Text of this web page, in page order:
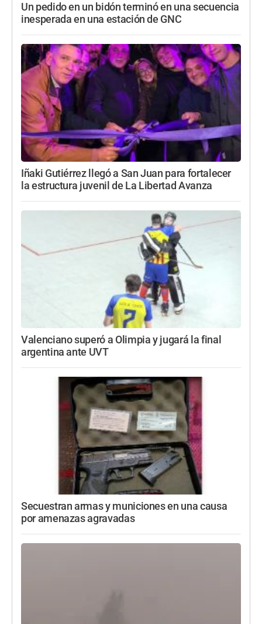
Un pedido en un bidón terminó en una secuencia
inesperada en una estación de GNC
Iñaki Gutiérrez llegó a San Juan para fortalecer
la estructura juvenil de La Libertad Avanza
Valenciano superó a Olimpia y jugará la final
argentina ante UVT
Secuestran armas y municiones en una causa
por amenazas agravadas